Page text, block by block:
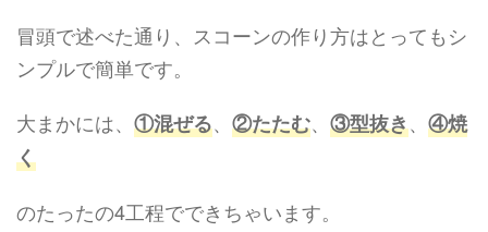
冒頭で述べた通り、スコーンの作り方はとってもシ
ンプルで簡単です。
大まかには、 ①混ぜる、 ②たたむ、 ③型抜き、 ④焼
く
のたったの4工程でできちゃいます。